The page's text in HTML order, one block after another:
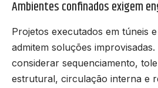
Ambientes confinados exigem
Projetos executados em túneis
admitem soluções
considerar sequenciamento,
estrutural, circulação interna e